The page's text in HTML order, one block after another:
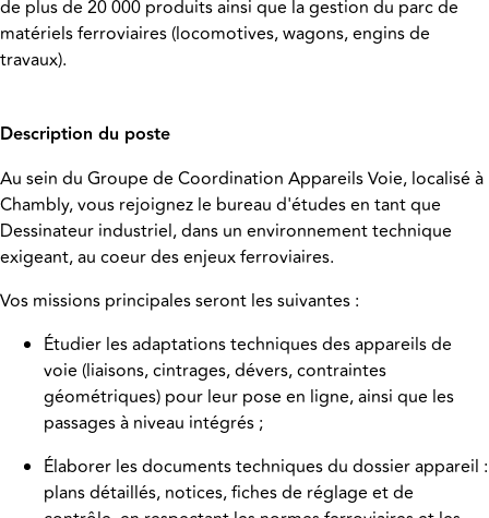
de plus de 20 000 produits ainsi que la gestion du parc de
matériels ferroviaires (locomotives, wagons, engins de
travaux).
Description du poste
Au sein du Groupe de Coordination Appareils Voie, localisé à
Chambly, vous rejoignez le bureau d'études en tant que
Dessinateur industriel, dans un environnement technique
exigeant, au coeur des enjeux ferroviaires.
Vos missions principales seront les suivantes :
Étudier les adaptations techniques des appareils de
voie (liaisons, cintrages, dévers, contraintes
géométriques) pour leur pose en ligne, ainsi que les
passages à niveau intégrés ;
Élaborer les documents techniques du dossier appareil :
plans détaillés, notices, fiches de réglage et de